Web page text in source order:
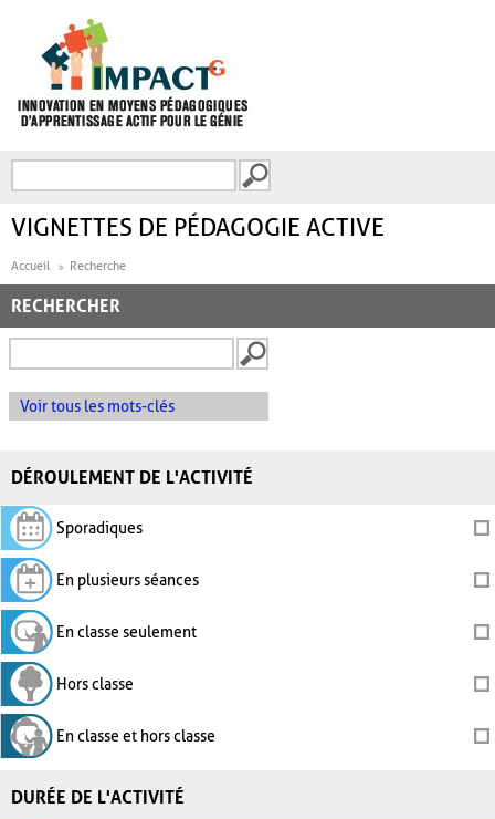
FORMULAIRE DE
VIGNETTES DE PÉDAGOGIE ACTIVE
Accueil Recherche
RECHERCHER
Voir tous les mots-clés
DÉROULEMENT DE L'ACTIVITÉ
Sporadiques
En plusieurs séances
En classe seulement
Hors classe
En classe et hors classe
DURÉE DE L'ACTIVITÉ